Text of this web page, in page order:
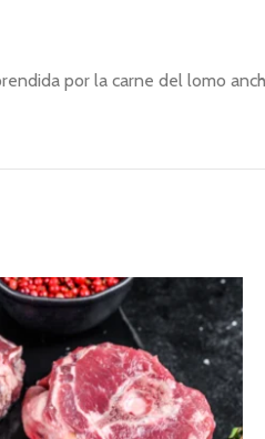
por la carne del lomo